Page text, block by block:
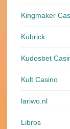
Kingmaker
Kubrick
Kudosbet
Kult Casino
lariwo.nl
Libros